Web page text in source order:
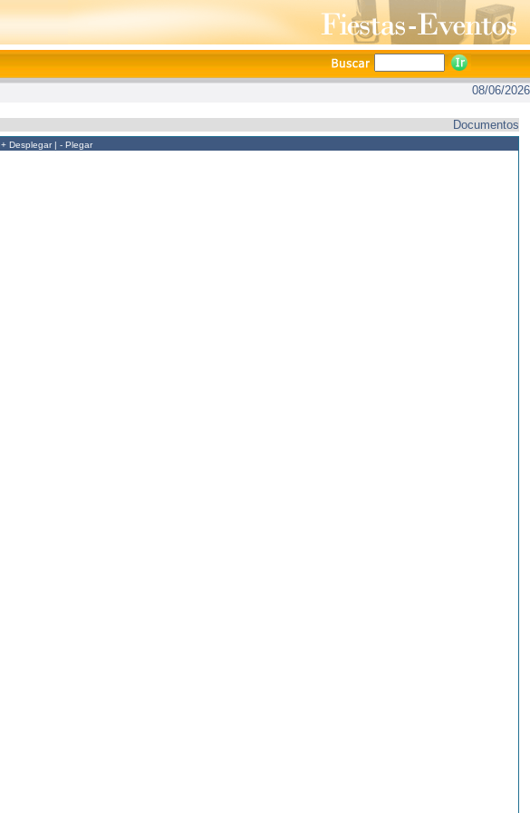
08/06/2026
Documentos
+ Desplegar| - Plegar